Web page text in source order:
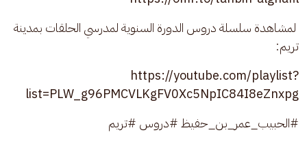
لمشاهدة سلسلة دروس الدورة السنوية لمدرسي الحلقات بمدينة
تريم:
https://youtube.com/playlist?
list=PLW_g96PMCVLKgFV0Xc5NpIC84I8eZnxpg
#الحبيب_عمر_بن_حفيظ #دروس #تريم